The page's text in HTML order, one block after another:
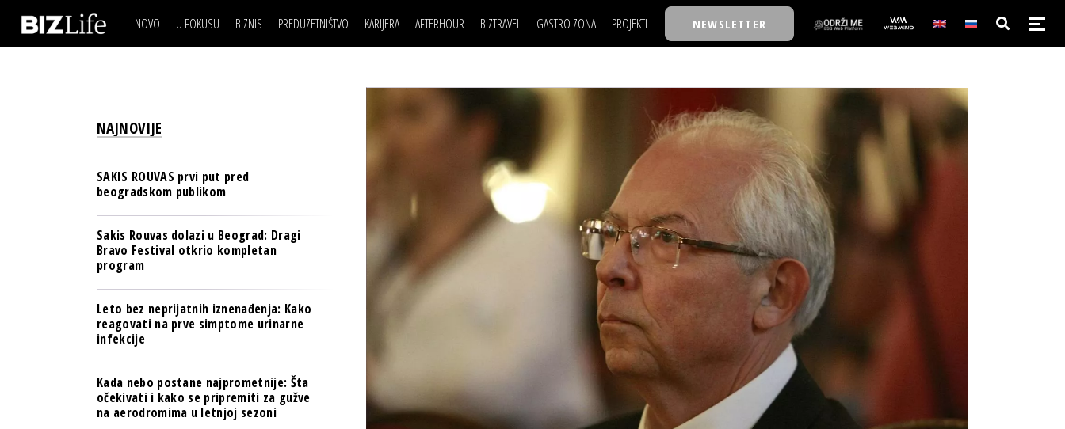
NOVO U FOKUSU BIZNIS
OSIGURANJE
TECH I AI
PULS REGIONA
NOVO NA RAFU
PREDUZETNIŠTVO KARIJERA
LJUDI (HR)
AFTERHOUR
KNJIGE
AUTO SVET
WELLBEING
BIZTRAVEL GASTRO ZONA PROJEKTI
BACK TO OFFICE/SCHOOL
BIZBENDOVI
BIZKOLEGIJUM
BMW BIZNIS LIGA
BIZLIFE WEEK
IZJAVA GODINE
NEWSLETTER
IZJAVA DANABIZNIS SCENA
BREND I KOMUNIKACIJE
PULS REGIONA
POSAO
MOJ UGAO
FILM I SCENA
AUTO SVET
NAJKOLEGA
30 ISPOD 30
BIZKOLEGIJUM
BMW BIZNIS LIGA
BIZLIFE WEEK
IZJAVA GODINE
NAJNOVIJE
SAKIS ROUVAS prvi put pred
beogradskom publikom
Sakis Rouvas dolazi u Beograd: Dragi
Bravo Festival otkrio kompletan
program
Leto bez neprijatnih iznenađenja: Kako
reagovati na prve simptome urinarne
infekcije
Kada nebo postane najprometnije: Šta
očekivati i kako se pripremiti za gužve
na aerodromima u letnjoj sezoni